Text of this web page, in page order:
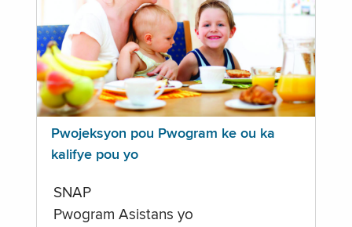
Pwojeksyon pou Pwogram ke ou ka
kalifye pou yo
SNAP
Pwogram Asistans yo